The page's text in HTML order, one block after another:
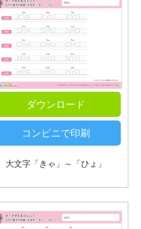
ダウンロード
コンビニで印刷
大文字「きゃ」～「ひょ」